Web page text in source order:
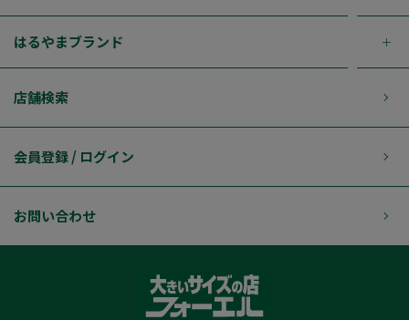
はるやまブランド
店舗検索
会員登録 / ログイン
お問い合わせ